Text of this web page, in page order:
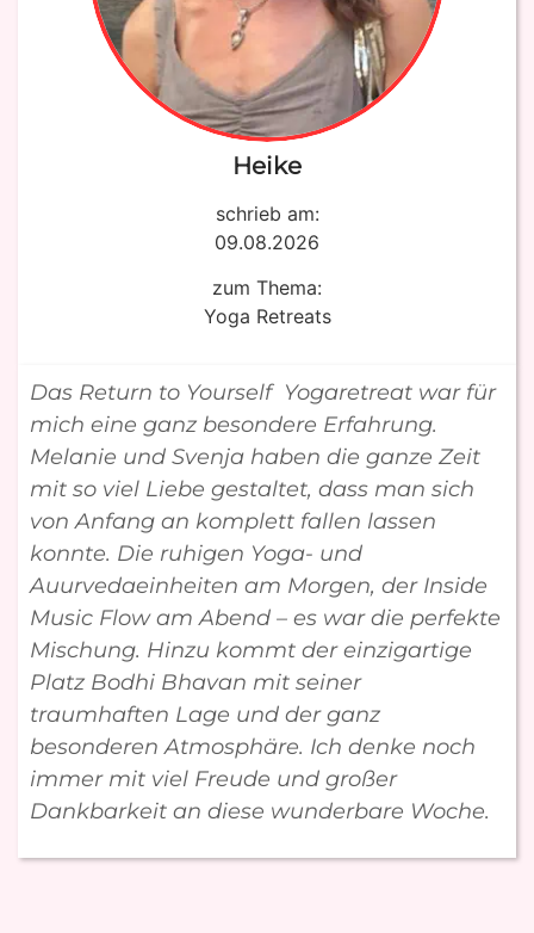
Heike
schrieb am:
09.08.2026
zum Thema:
Yoga Retreats
Das Return to Yourself Yogaretreat war für
mich eine ganz besondere Erfahrung.
Melanie und Svenja haben die ganze Zeit
mit so viel Liebe gestaltet, dass man sich
von Anfang an komplett fallen lassen
konnte. Die ruhigen Yoga- und
Auurvedaeinheiten am Morgen, der Inside
Music Flow am Abend – es war die perfekte
Mischung. Hinzu kommt der einzigartige
Platz Bodhi Bhavan mit seiner
traumhaften Lage und der ganz
besonderen Atmosphäre. Ich denke noch
immer mit viel Freude und großer
Dankbarkeit an diese wunderbare Woche.